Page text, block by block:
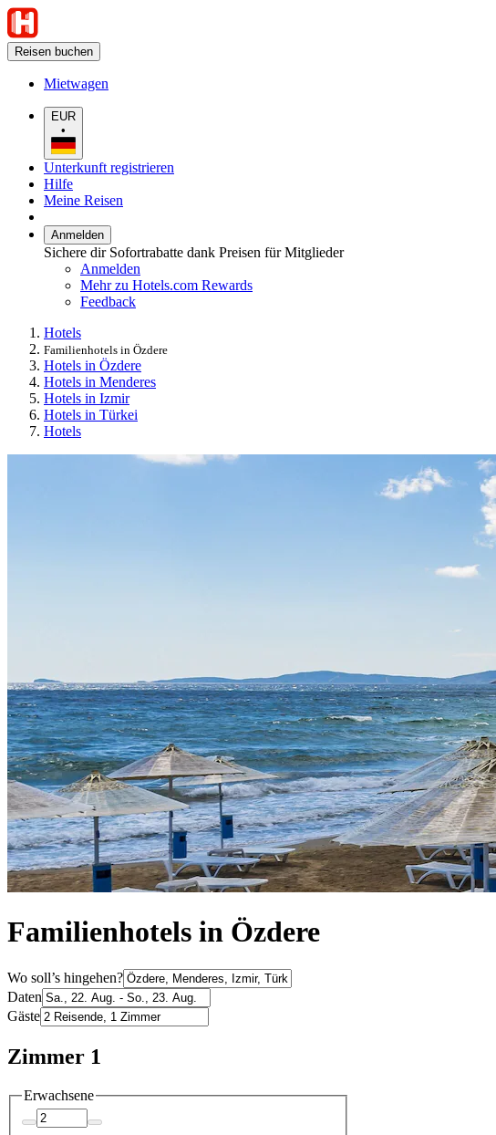
Reisen buchen
Mietwagen
EUR
•
Unterkunft registrieren
Hilfe
Meine Reisen
Anmelden
Sichere dir Sofortrabatte dank Preisen für Mitglieder
Anmelden
Mehr zu Hotels.com Rewards
Feedback
Hotels
Familienhotels in Özdere
Hotels in Özdere
Hotels in Menderes
Hotels in Izmir
Hotels in Türkei
Hotels
Familienhotels in Özdere
Wo soll’s hingehen?
Daten
Gäste
Zimmer 1
Erwachsene